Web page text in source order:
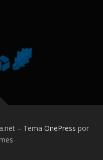
– Tema OnePress por